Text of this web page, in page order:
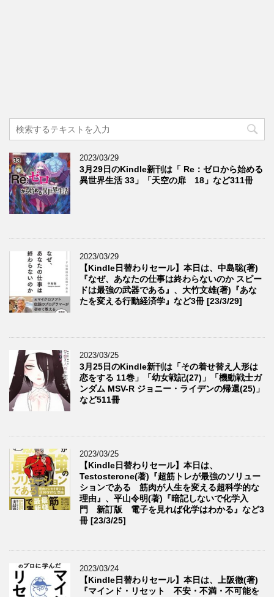
2023/03/29
3月29日のKindle新刊は「 Re：ゼロから始める
異世界生活 33」「天空の扉 18」など311冊
2023/03/29
【Kindle日替わりセール】本日は、中島聡(著)
『なぜ、あなたの仕事は終わらないのか スピー
ドは最強の武器である』、大竹文雄(著)『あな
たを変える行動経済学』など3冊 [23/3/29]
2023/03/25
3月25日のKindle新刊は「その着せ替え人形は
恋をする 11巻」「幼女戦記(27)」「機動戦士ガ
ンダム MSV-R ジョニー・ライデンの帰還(25)」
など511冊
2023/03/25
【Kindle日替わりセール】本日は、
Testosterone(著)『超筋トレが最強のソリュー
ションである 筋肉が人生を変える超科学的な
理由』、平山令明(著)『暗記しないで化学入
門 新訂版 電子を見れば化学はわかる』など3
冊 [23/3/25]
2023/03/24
【Kindle日替わりセール】本日は、上阪徹(著)
『マインド・リセット 不安・不満・不可能を